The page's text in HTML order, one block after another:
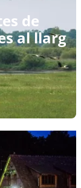
de
al llarg